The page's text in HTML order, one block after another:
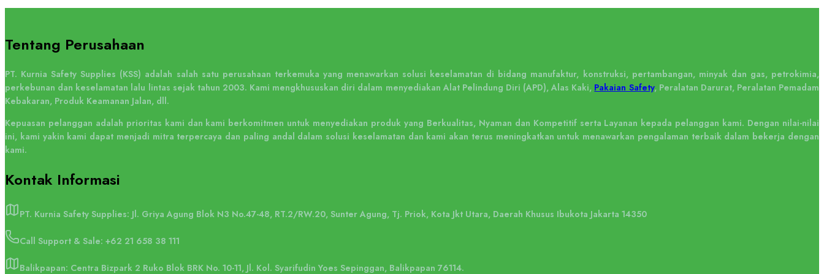
Tentang Perusahaan
PT. Kurnia Safety Supplies (KSS) adalah salah satu perusahaan terkemuka yang menawarkan solusi keselamatan di bidang manufaktur, konstruksi, pertambangan, minyak dan gas, petrokimia,
perkebunan dan keselamatan lalu lintas sejak tahun 2003. Kami mengkhususkan diri dalam menyediakan Alat Pelindung Diri (APD), Alas Kaki, Pakaian Safety, Peralatan Darurat, Peralatan Pemadam
Kebakaran, Produk Keamanan Jalan, dll.
Kepuasan pelanggan adalah prioritas kami dan kami berkomitmen untuk menyediakan produk yang Berkualitas, Nyaman dan Kompetitif serta Layanan kepada pelanggan kami. Dengan nilai-nilai
ini, kami yakin kami dapat menjadi mitra terpercaya dan paling andal dalam solusi keselamatan dan kami akan terus meningkatkan untuk menawarkan pengalaman terbaik dalam bekerja dengan
kami.
Kontak Informasi
PT. Kurnia Safety Supplies: Jl. Griya Agung Blok N3 No.47-48, RT.2/RW.20, Sunter Agung, Tj. Priok, Kota Jkt Utara, Daerah Khusus Ibukota Jakarta 14350
Call Support & Sale: +62 21 658 38 111
Balikpapan: Centra Bizpark 2 Ruko Blok BRK No. 10-11, Jl. Kol. Syarifudin Yoes Sepinggan, Balikpapan 76114.